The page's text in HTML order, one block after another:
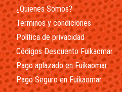
¿Quienes Somos?
Terminos y condiciones
Política de privacidad
Códigos Descuento Fuikaomar
Pago aplazado en Fuikaomar
Pago Seguro en Fuikaomar